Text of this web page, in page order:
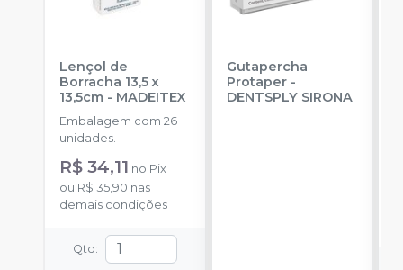
Lençol de
Borracha 13,5 x
13,5cm - MADEITEX
Embalagem com 26
unidades.
R$ 34,11 no Pix
ou R$ 35,90 nas
demais condições
Qtd :
Gutapercha
Protaper-
DENTSPLY SIRONA